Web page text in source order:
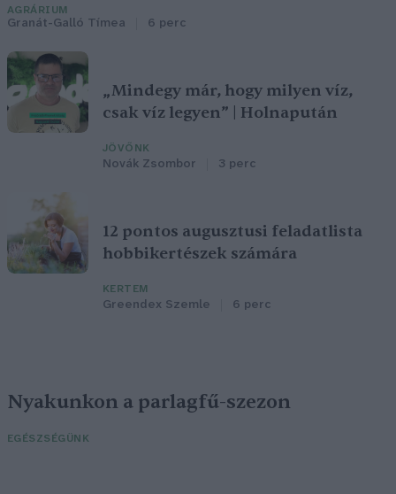
AGRÁRIUM
Granát-Galló Tímea 6 perc
„Mindegy már, hogy milyen víz,
csak víz legyen” | Holnapután
JÖVŐNK
Novák Zsombor 3 perc
12 pontos augusztusi feladatlista
hobbikertészek számára
KERTEM
Greendex Szemle 6 perc
Nyakunkon a parlagfű-szezon
EGÉSZSÉGÜNK